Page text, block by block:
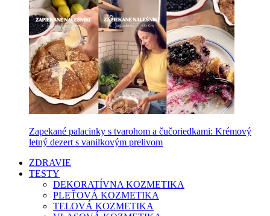
Zapekané palacinky s tvarohom a čučoriedkami: Krémový
letný dezert s vanilkovým prelivom
ZDRAVIE
TESTY
DEKORATÍVNA KOZMETIKA
PLEŤOVÁ KOZMETIKA
TELOVÁ KOZMETIKA